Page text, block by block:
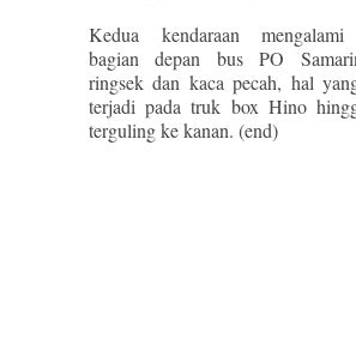
Kedua kendaraan mengalami
bagian depan bus PO
ringsek dan kaca pecah, hal
terjadi pada truk box Hino
terguling ke kanan. (end)